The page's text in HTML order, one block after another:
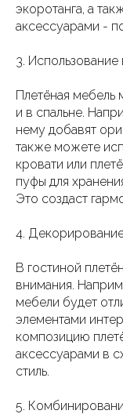
экоротанга, а
аксессуарами -
3. Использование
Плетёная мебель
и в спальне.
нему добавят
также можете
кровати или
пуфы для
Это создаст
4.
В гостиной
внимания.
мебели будет
элементами
композицию
аксессуарами в
стиль.
5.